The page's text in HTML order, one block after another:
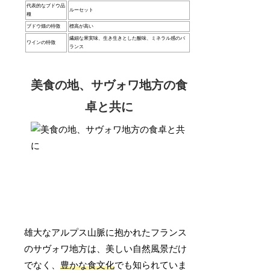
代表的なブドウ品
種
ルーセット
ブドウ畑の特徴 標高が高い
ワインの特徴
繊細な果実味、生き生きとした酸味、ミネラル感のバ
ランス
美食の地、サヴォワ地方の食
卓と共に
雄大なアルプス山脈に抱かれたフランス
のサヴォワ地方は、美しい自然風景だけ
でなく、豊かな食文化でも知られていま